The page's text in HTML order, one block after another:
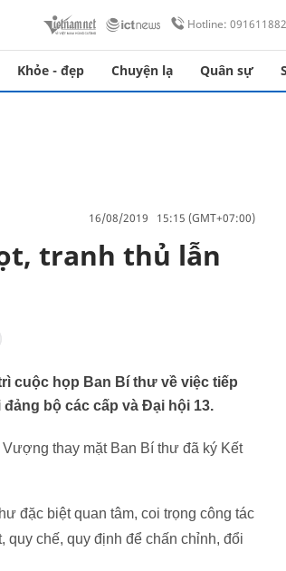
Hotline:
Khỏe - đẹp Chuyện lạ Quân sự
16/08/2019 15:15 (GMT+07:00)
tranh thủ lẫn
cuộc họp Ban Bí thư về việc tiếp
bộ các cấp và Đại hội 13.
thay mặt Ban Bí thư đã ký Kết
đặc biệt quan tâm, coi trọng công tác
quy chế, quy định để chấn chỉnh, đổi